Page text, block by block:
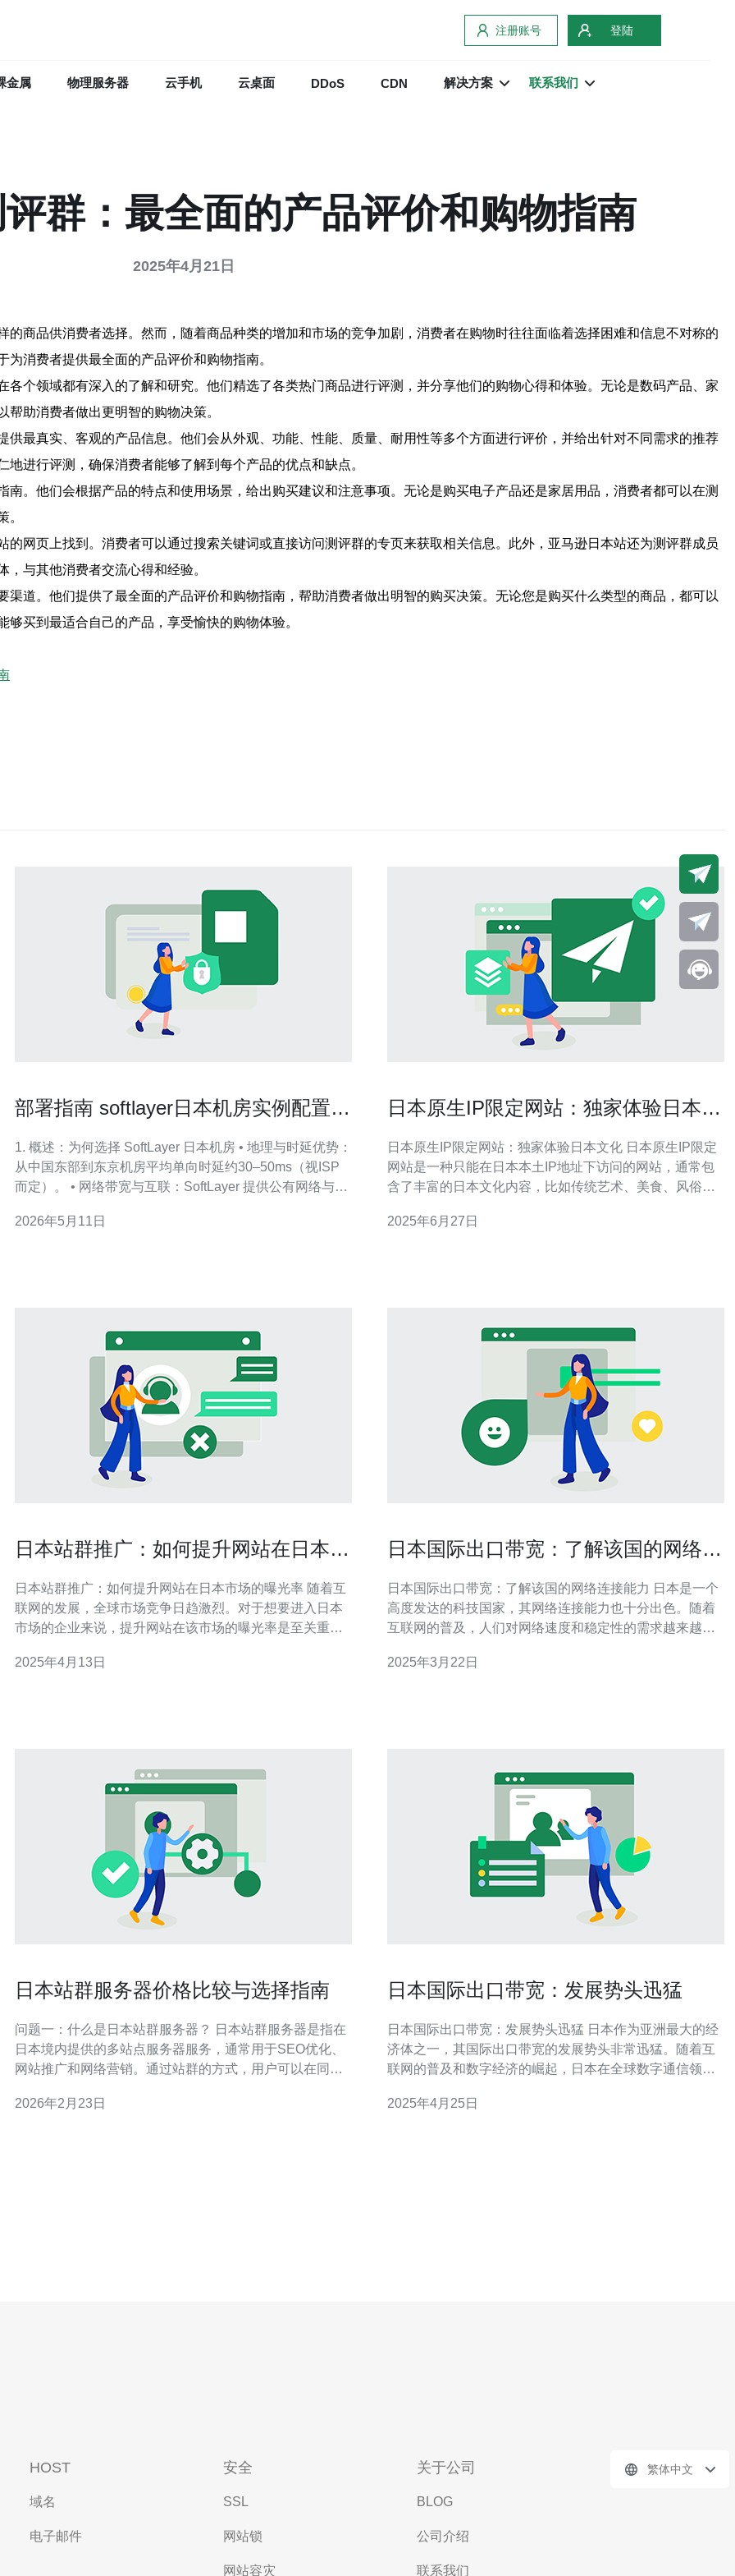
注册账号 登陆
金属 物理服务器 云手机 云桌面 DDoS CDN 解决方案 联系我们
群：最全面的产品评价和购物指南
2025年4月21日
商品供消费者选择。然而，随着商品种类的增加和市场的竞争加剧，消费者在购物时往往面临着选择困难和信息不对称的
消费者提供最全面的产品评价和购物指南。
个领域都有深入的了解和研究。他们精选了各类热门商品进行评测，并分享他们的购物心得和体验。无论是数码产品、家
助消费者做出更明智的购物决策。
最真实、客观的产品信息。他们会从外观、功能、性能、质量、耐用性等多个方面进行评价，并给出针对不同需求的推荐
进行评测，确保消费者能够了解到每个产品的优点和缺点。
。他们会根据产品的特点和使用场景，给出购买建议和注意事项。无论是购买电子产品还是家居用品，消费者都可以在测
。
网页上找到。消费者可以通过搜索关键词或直接访问测评群的专页来获取相关信息。此外，亚马逊日本站还为测评群成员
与其他消费者交流心得和经验。
道。他们提供了最全面的产品评价和购物指南，帮助消费者做出明智的购买决策。无论您是购买什么类型的商品，都可以
买到最适合自己的产品，享受愉快的购物体验。
部署指南 softlayer日本机房实例配置与
1. 概述：为何选择 SoftLayer 日本机房 • 地理与时延优势：
从中国东部到东京机房平均单向时延约30–50ms（视ISP
而定）。 • 网络带宽与互联：SoftLayer 提供公有网络与私
景：跨境电商、移动应用后端、多地区缓存节点与数据库
2026年5月11日
日本原生IP限定网站：独家体验日本文
日本原生IP限定网站：独家体验日本文化 日本原生IP限定
网站是一种只能在日本本土IP地址下访问的网站，通常包
含了丰富的日本文化内容，比如传统艺术、美食、风俗习
让人可以更深入地了解和感受日本。 要访问日本原生IP限
2025年6月27日
日本站群推广：如何提升网站在日本市
日本站群推广：如何提升网站在日本市场的曝光率 随着互
联网的发展，全球市场竞争日趋激烈。对于想要进入日本
市场的企业来说，提升网站在该市场的曝光率是至关重要
些有效的策略来帮助您在日本市场获得更高的曝光率。 站
2025年4月13日
日本国际出口带宽：了解该国的网络连
日本国际出口带宽：了解该国的网络连接能力 日本是一个
高度发达的科技国家，其网络连接能力也十分出色。随着
互联网的普及，人们对网络速度和稳定性的需求越来越
国际出口带宽是指日本与其他国家之间的网络连接能力。
2025年3月22日
日本站群服务器价格比较与选择指南
问题一：什么是日本站群服务器？ 日本站群服务器是指在
日本境内提供的多站点服务器服务，通常用于SEO优化、
网站推广和网络营销。通过站群的方式，用户可以在同一
升整体网站的搜索引擎排名和流量。 问题二：日本站群服
2026年2月23日
日本国际出口带宽：发展势头迅猛
日本国际出口带宽：发展势头迅猛 日本作为亚洲最大的经
济体之一，其国际出口带宽的发展势头非常迅猛。随着互
联网的普及和数字经济的崛起，日本在全球数字通信领域
况以及相关的影响因素。 近年来，日本国际出口带宽呈现
2025年4月25日
HOST
域名
电子邮件
安全
SSL
网站锁
网站容灾
关于公司
BLOG
公司介绍
联系我们
繁体中文